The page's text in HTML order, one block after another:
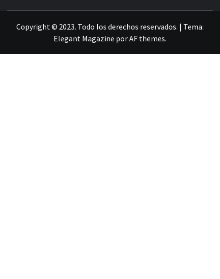
Copyright © 2023. Todo los derechos reservados. | Tema:
Elegant Magazine porAF themes.